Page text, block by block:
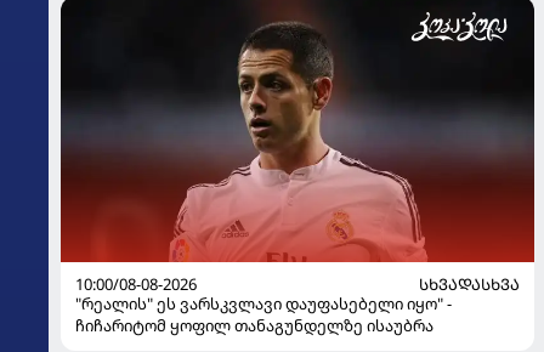
10:00/08-08-2026
ᲡᲮᲕᲐᲓᲐᲡᲮᲕᲐ
"რეალის" ეს ვარსკვლავი დაუფასებელი იყო" -
ჩიჩარიტომ ყოფილ თანაგუნდელზე ისაუბრა